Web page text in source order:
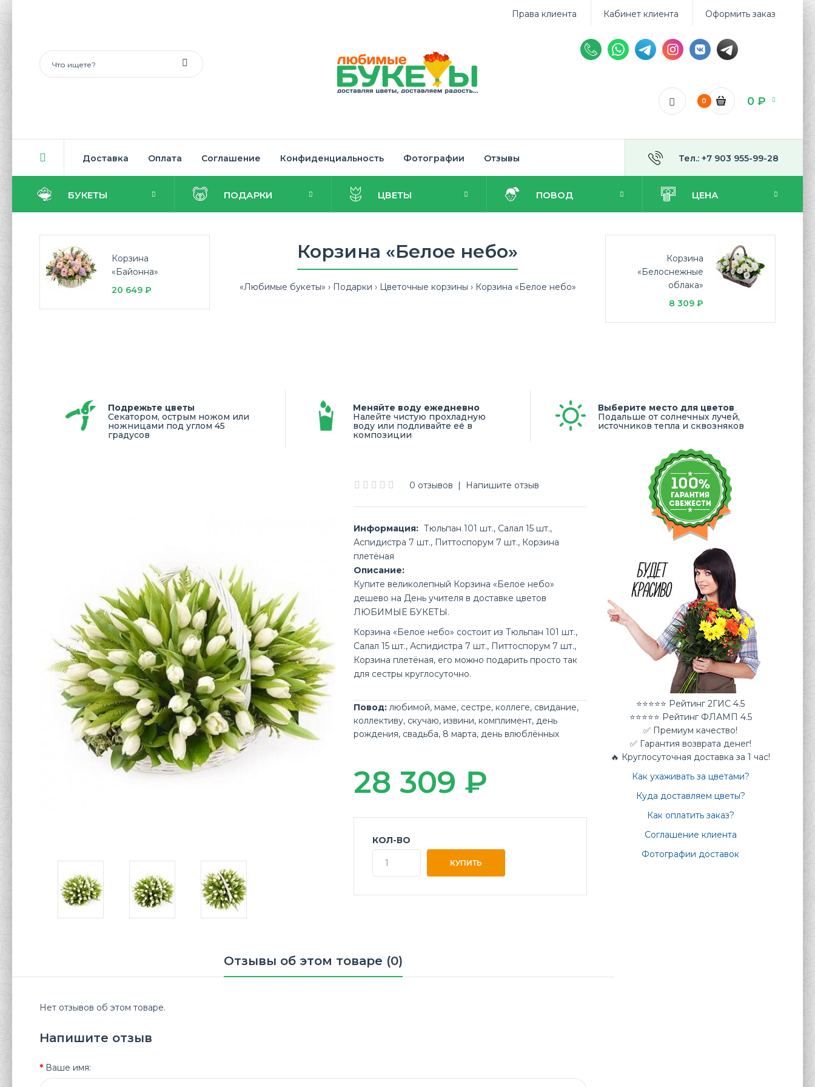
Права клиента Кабинет клиента Оформить заказ
0 0 ₽
Доставка Оплата Соглашение Конфиденциальность Фотографии Отзывы Тел.: +7 903 955-99-28
БУКЕТЫ ПОДАРКИ ЦВЕТЫ ПОВОД ЦЕНА
Корзина
«Байонна»
20 649 ₽
Корзина «Белое небо»
«Любимые букеты» Подарки Цветочные корзины Корзина «Белое небо»
Корзина
«Белоснежные
облака»
8 309 ₽
Подрежьте цветы
Секатором, острым ножом или
ножницами под углом 45
градусов
Меняйте воду ежедневно
Налейте чистую прохладную
воду или подливайте её в
композиции
Выберите место для цветов
Подальше от солнечных лучей,
источников тепла и сквозняков
0 отзывов | Напишите отзыв
Информация: Тюльпан 101 шт., Салал 15 шт.,
Аспидистра 7 шт., Питтоспорум 7 шт., Корзина
плетёная
Описание:
Купите великолепный Корзина «Белое небо»
дешево на День учителя в доставке цветов
ЛЮБИМЫЕ БУКЕТЫ.
Корзина «Белое небо» состоит из Тюльпан 101 шт.,
Салал 15 шт., Аспидистра 7 шт., Питтоспорум 7 шт.,
Корзина плетёная, его можно подарить просто так
для сестры круглосуточно.
Повод: любимой, маме, сестре, коллеге, свидание,
коллективу, скучаю, извини, комплимент, день
рождения, свадьба, 8 марта, день влюблённых
28 309 ₽
КОЛ-ВО
Отзывы об этом товаре (0)
Нет отзывов об этом товаре.
Напишите отзыв
Ваше имя:
⭐⭐⭐⭐⭐ Рейтинг 2ГИС 4.5
⭐⭐⭐⭐⭐ Рейтинг ФЛАМП 4.5
✅ Премиум качество!
✅ Гарантия возврата денег!
🔥 Круглосуточная доставка за 1 час!
Как ухаживать за цветами?
Куда доставляем цветы?
Как оплатить заказ?
Соглашение клиента
Фотографии доставок